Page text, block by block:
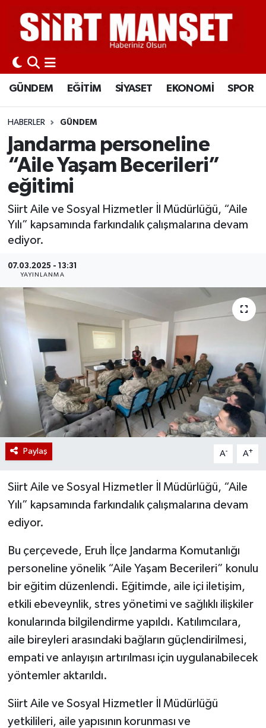
GÜNDEM EĞİTİM SİYASET EKONOMİ SPOR
HABERLER GÜNDEM
Jandarma personeline
“Aile Yaşam Becerileri”
eğitimi
Siirt Aile ve Sosyal Hizmetler İl Müdürlüğü, “Aile
Yılı” kapsamında farkındalık çalışmalarına devam
ediyor.
07.03.2025 - 13:31
YAYINLANMA
Paylaş A- A+
Siirt Aile ve Sosyal Hizmetler İl Müdürlüğü, “Aile
Yılı” kapsamında farkındalık çalışmalarına devam
ediyor.
Bu çerçevede, Eruh İlçe Jandarma Komutanlığı
personeline yönelik “Aile Yaşam Becerileri” konulu
bir eğitim düzenlendi. Eğitimde, aile içi iletişim,
etkili ebeveynlik, stres yönetimi ve sağlıklı ilişkiler
konularında bilgilendirme yapıldı. Katılımcılara,
aile bireyleri arasındaki bağların güçlendirilmesi,
empati ve anlayışın artırılması için uygulanabilecek
yöntemler aktarıldı.
Siirt Aile ve Sosyal Hizmetler İl Müdürlüğü
yetkilileri, aile yapısının korunması ve
GÜNDEM
EĞİTİM
SİYASET
EKONOMİ
SPOR
KÜLTÜR-SANAT
Siirt Nöbetçi Eczaneler
Siirt Hava Durumu
Siirt Namaz Vakitleri
Siirt Trafik Yoğunluk Haritası
Süper Lig Puan Durumu ve Fikstür
Son Dakika Haberleri